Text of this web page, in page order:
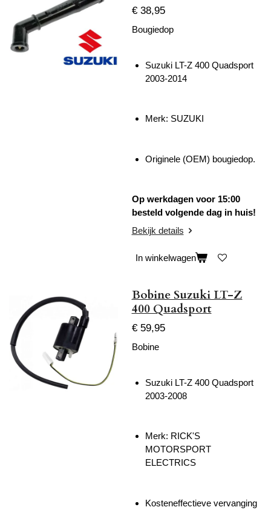
€ 38,95
Bougiedop
Suzuki LT-Z 400 Quadsport
2003-2014
Merk: SUZUKI
Originele (OEM) bougiedop.
Op werkdagen voor 15:00
besteld volgende dag in huis!
Bekijk details
In winkelwagen
Bobine Suzuki LT-Z
400 Quadsport
€ 59,95
Bobine
Suzuki LT-Z 400 Quadsport
2003-2008
Merk: RICK'S
MOTORSPORT
ELECTRICS
Kosteneffectieve vervanging